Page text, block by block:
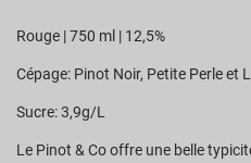
Rouge | 750 ml | 12,5%
Cépage: Pinot Noir, Petite Perle et
Sucre: 3,9g/L
Le Pinot & Co offre une belle